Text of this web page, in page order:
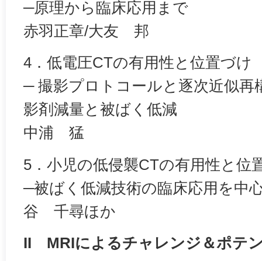
─原理から臨床応用まで
赤羽正章/大友 邦
4．低電圧CTの有用性と位置づけ
─ 撮影プロトコールと逐次近似再
影剤減量と被ばく低減
中浦 猛
5．小児の低侵襲CTの有用性と位
─被ばく低減技術の臨床応用を中
谷 千尋ほか
II MRIによるチャレンジ＆ポテ